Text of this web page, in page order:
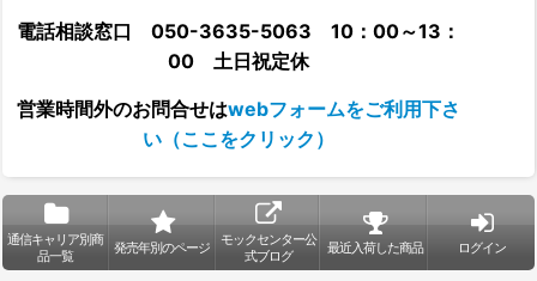
電話相談窓口 050-3635-5063 10：00～13：
00 土日祝定休
営業時間外のお問合せはwebフォームをご利用下さ
い（ここをクリック）
通信キャリア別商
品一覧
発売年別のページ
モックセンター公
式ブログ
最近入荷した商品 ログイン